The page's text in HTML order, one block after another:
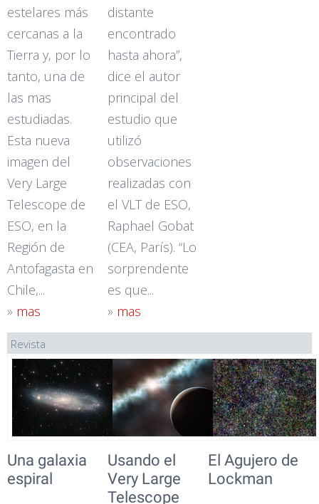
estelares más
cercanas a la
Tierra y, por lo
tanto, una de
las mas
estudiadas.
Esta nueva
imagen del
Very Large
Telescope de
ESO, en la
Región de
Antofagasta en
Chile,...
» mas
distante
encontrado
hasta ahora”,
dice el autor
principal del
estudio que
utilizó
observaciones
realizadas con
el VLT de ESO,
Raphael Gobat
(CEA, París). “Lo
sorprendente
es que...
» mas
Revista
Una galaxia
espiral
Usando el
Very Large
Telescope
El Agujero de
Lockman